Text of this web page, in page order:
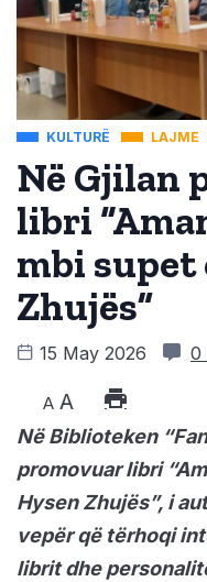
KULTURË LAJME
Në Gjilan
libri
mbi supet
Zhujës”
15 May 2026 0
A A
Në Biblioteken
promovuar libri
Hysen Zhujës”, i
vepër që tërhoqi
librit dhe